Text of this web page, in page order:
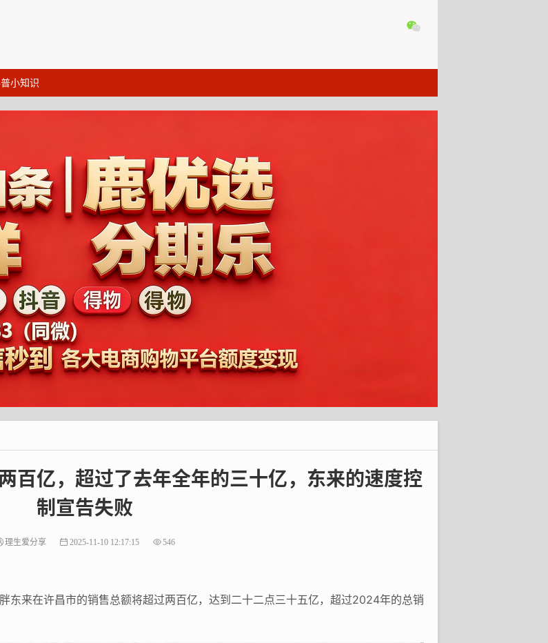
小知识
百亿，超过了去年全年的三十亿，东来的速度控
制宣告失败
理生爱分享 2025-11-10 12:17:15 546
东来在许昌市的销售总额将超过两百亿，达到二十二点三十五亿，超过2024年的总销